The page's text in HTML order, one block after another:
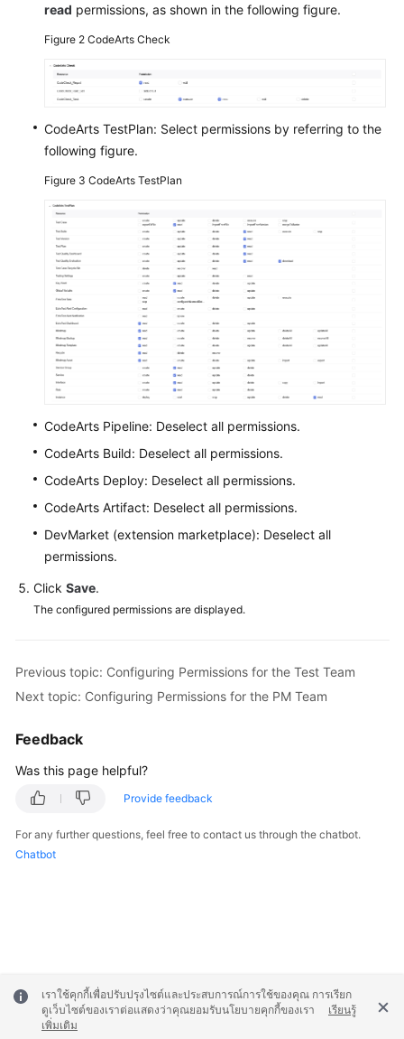
Endpoints
Permissions
read permissions, as shown in the following figure.
Figure 2 CodeArts Check
CodeArts TestPlan: Select permissions by referring to the
following figure.
Figure 3 CodeArts TestPlan
CodeArts Pipeline: Deselect all permissions.
CodeArts Build: Deselect all permissions.
CodeArts Deploy: Deselect all permissions.
CodeArts Artifact: Deselect all permissions.
DevMarket (extension marketplace): Deselect all
permissions.
Click Save.
The configured permissions are displayed.
Previous topic: Configuring Permissions for the Test Team
Next topic: Configuring Permissions for the PM Team
Feedback
Was this page helpful?
Provide feedback
For any further questions, feel free to contact us through the chatbot.
Chatbot
เราใช้คุกกี้เพื่อปรับปรุงไซต์และประสบการณ์การใช้ของคุณ การเรียก
ดูเว็บไซต์ของเราต่อแสดงว่าคุณยอมรับนโยบายคุกกี้ของเรา
เรียนรู้
เพิ่มเติม